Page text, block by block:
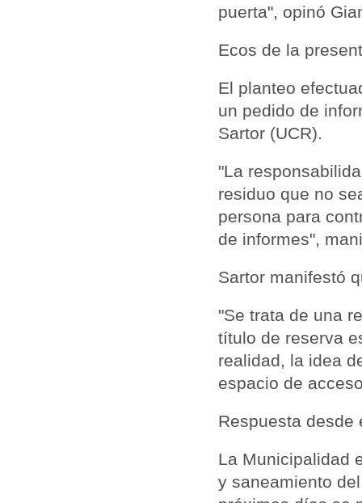
puerta", opinó
Ecos de la
El planteo
un pedido de
Sartor (UCR).
"La
residuo que no
persona para
de informes",
Sartor manifestó
"Se trata de una
título de reserva
realidad, la idea
espacio de
Respuesta desde
La Municipalidad
y saneamiento